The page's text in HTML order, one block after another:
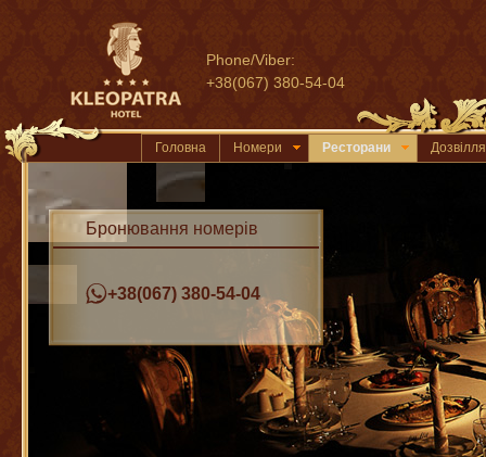
Phone/Viber:
+38(067) 380-54-04
Головна Номери Ресторани Дозвілля
Бронювання номерів
+38(067) 380-54-04